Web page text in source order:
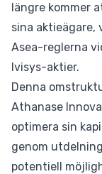
längre kommer
sina aktieägare,
Asea-reglerna
Ivisys-aktier.
Denna
Athanase
optimera sin
genom
potentiell